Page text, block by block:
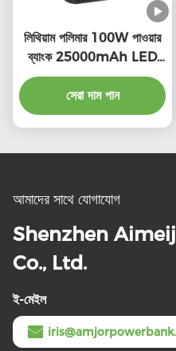
লিথিয়াম পলিমার 100W পাওয়ার
ব্যাংক 25000mAh LED
ইন্ডিকেটর চার্জিং সহ
সেরা দাম পান
আমাদের সাথে যোগাযোগ
Shenzhen
Co., Ltd.
ই-মেইল